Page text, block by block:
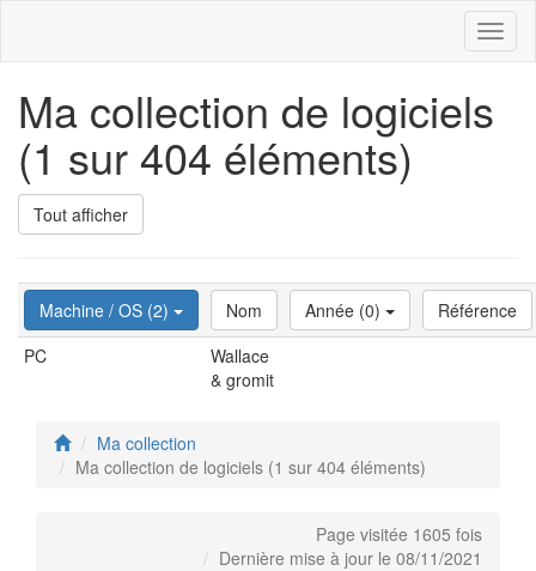
Ma collection de logiciels
(1 sur 404 éléments)
Tout afficher
Machine / OS (2) Nom Année (0)
Référence
PC
Wallace
& gromit
Ma collection
Ma collection de logiciels (1 sur 404 éléments)
Page visitée 1605 fois
Dernière mise à jour le 08/11/2021